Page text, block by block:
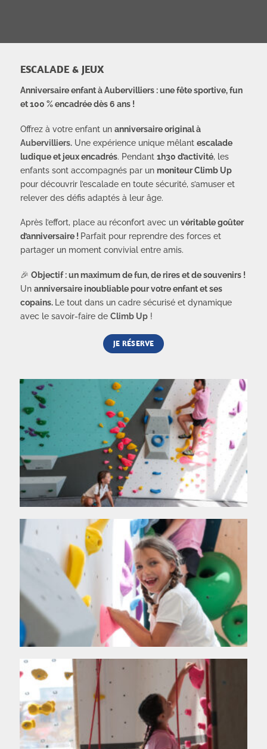
ESCALADE & JEUX
Anniversaire enfant à Aubervilliers : une fête sportive, fun
et 100 % encadrée dès 6 ans !
Offrez à votre enfant un anniversaire original à
Aubervilliers.Une expérience unique mêlant escalade
ludique et jeux encadrés. Pendant 1h30 d’activité, les
enfants sont accompagnés par un moniteur Climb Up
pour découvrir l’escalade en toute sécurité, s’amuser et
relever des défis adaptés à leur âge.
Après l’effort, place au réconfort avec un véritable goûter
d’anniversaire ! Parfait pour reprendre des forces et
partager un moment convivial entre amis.
🎉 Objectif : un maximum de fun, de rires et de souvenirs !
Un anniversaire inoubliable pour votre enfant et ses
copains. Le tout dans un cadre sécurisé et dynamique
avec le savoir-faire de Climb Up!
JE RÉSERVE